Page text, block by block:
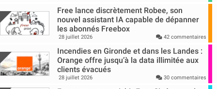
Free lance discrètement Robee, son
nouvel assistant IA capable de dépanner
les abonnés Freebox
28 juillet 2026 42 commentaires
Incendies en Gironde et dans les Landes :
Orange offre jusqu’à la data illimitée aux
clients évacués
28 juillet 2026 30 commentaires